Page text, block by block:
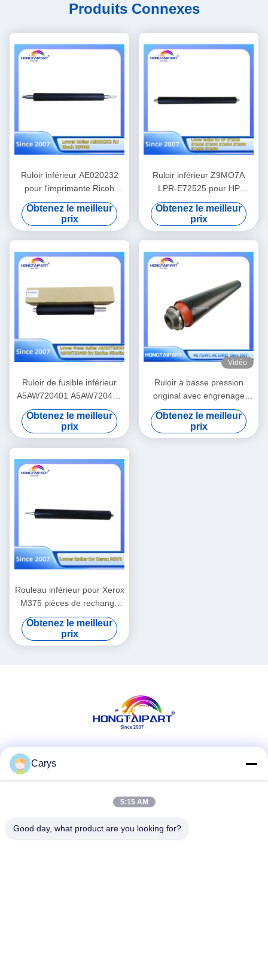
Produits Connexes
Ruloir inférieur AE020232
pour l'imprimante Ricoh
MP305 Fuseur à chaleur
Ruloir à pression Pièces de
rechange
Obtenez le meilleur
prix
Ruloir inférieur Z9MO7A
LPR-E72525 pour HP
E72525 E72625 E72630
E72535 E72530 E72425
E72430 Fuseur pièces
détachées de rouleaux à
chaleur
Obtenez le meilleur
prix
Ruloir de fusible inférieur
A5AW720401 A5AW720400
pour Konica Minolta Presse
C6085 C6100 C6110 C1085
C1100 Pièces détachées
Obtenez le meilleur
prix
Vidéo
Ruloir à basse pression
original avec engrenage
pour Xerox V80 V180 V2100
V3100 80 180 2100 310
Obtenez le meilleur
prix
Rouleau inférieur pour Xerox
M375 pièces de rechange
Hongtaipart unité de fusion
chaleur pression
Obtenez le meilleur
prix
Carys
5:15 AM
Good day, what product are you looking for?